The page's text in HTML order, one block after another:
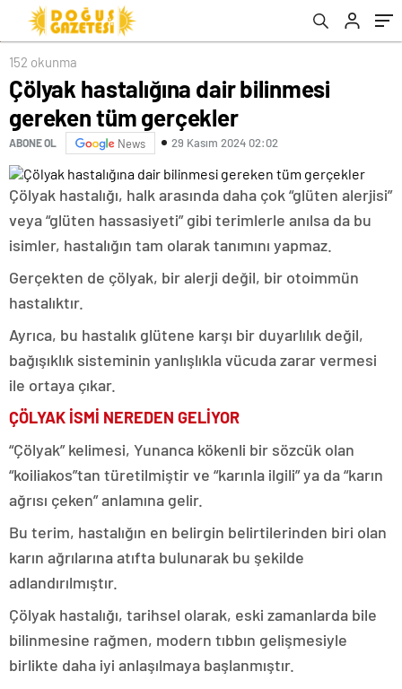
152 okunma
Çölyak hastalığına dair bilinmesi
gereken tüm gerçekler
ABONE OL News 29 Kasım 2024 02:02
Çölyak hastalığı, halk arasında daha çok “glüten alerjisi”
veya “glüten hassasiyeti” gibi terimlerle anılsa da bu
isimler, hastalığın tam olarak tanımını yapmaz.
Gerçekten de çölyak, bir alerji değil, bir otoimmün
hastalıktır.
Ayrıca, bu hastalık glütene karşı bir duyarlılık değil,
bağışıklık sisteminin yanlışlıkla vücuda zarar vermesi
ile ortaya çıkar.
ÇÖLYAK İSMİ NEREDEN GELİYOR
“Çölyak” kelimesi, Yunanca kökenli bir sözcük olan
“koiliakos”tan türetilmiştir ve “karınla ilgili” ya da “karın
ağrısı çeken” anlamına gelir.
Bu terim, hastalığın en belirgin belirtilerinden biri olan
karın ağrılarına atıfta bulunarak bu şekilde
adlandırılmıştır.
Çölyak hastalığı, tarihsel olarak, eski zamanlarda bile
bilinmesine rağmen, modern tıbbın gelişmesiyle
birlikte daha iyi anlaşılmaya başlanmıştır.